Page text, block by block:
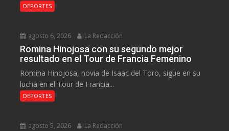
DEPORTES
agosto 6, 2026 La Redacción
Romina Hinojosa con su segundo mejor
resultado en el Tour de Francia Femenino
Romina Hinojosa, novia de Isaac del Toro, sigue en su
lucha en el Tour de Francia...
DEPORTES
agosto 5, 2026 La Redacción